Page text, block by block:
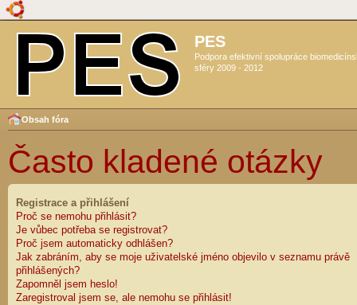
PES
Podpora efektivní spolupráce
sféry 2009 - 2012
Obsah fóra
Často kladené otázky
Registrace a přihlášení
Proč se nemohu přihlásit?
Je vůbec potřeba se registrovat?
Proč jsem automaticky odhlášen?
Jak zabráním, aby se moje uživatelské jméno objevilo v seznamu právě
přihlášených?
Zapomněl jsem heslo!
Zaregistroval jsem se, ale nemohu se přihlásit!